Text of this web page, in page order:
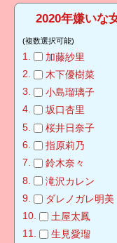
2020年嫌いな
(複数選択可能)
加藤紗里
木下優樹菜
小島瑠璃子
坂口杏里
桜井日奈子
指原莉乃
鈴木奈々
滝沢カレン
ダレノガレ明美
土屋太鳳
生見愛瑠